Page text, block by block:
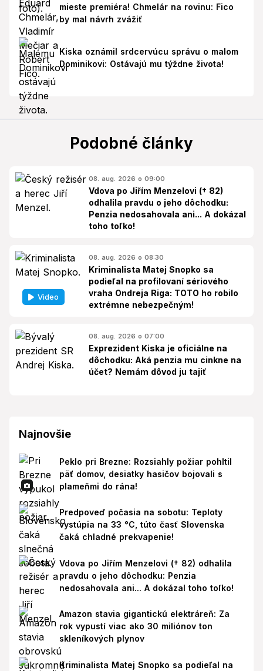
mieste premiéra! Chmelár na rovinu: Fico
by mal návrh zvážiť
Kiska oznámil srdcervúcu správu o malom
Dominikovi: Ostávajú mu týždne života!
Podobné články
08. aug. 2026 o 09:00
Vdova po Jiřím Menzelovi († 82)
odhalila pravdu o jeho dôchodku:
Penzia nedosahovala ani... A dokázal
toho toľko!
Video
08. aug. 2026 o 08:30
Kriminalista Matej Snopko sa
podieľal na profilovaní sériového
vraha Ondreja Riga: TOTO ho robilo
extrémne nebezpečným!
08. aug. 2026 o 07:00
Exprezident Kiska je oficiálne na
dôchodku: Aká penzia mu cinkne na
účet? Nemám dôvod ju tajiť
Najnovšie
Peklo pri Brezne: Rozsiahly požiar pohltil
päť domov, desiatky hasičov bojovali s
plameňmi do rána!
Predpoveď počasia na sobotu: Teploty
vystúpia na 33 °C, túto časť Slovenska
čaká chladné prekvapenie!
Vdova po Jiřím Menzelovi († 82) odhalila
pravdu o jeho dôchodku: Penzia
nedosahovala ani... A dokázal toho toľko!
Amazon stavia gigantickú elektráreň: Za
rok vypustí viac ako 30 miliónov ton
skleníkových plynov
Kriminalista Matej Snopko sa podieľal na